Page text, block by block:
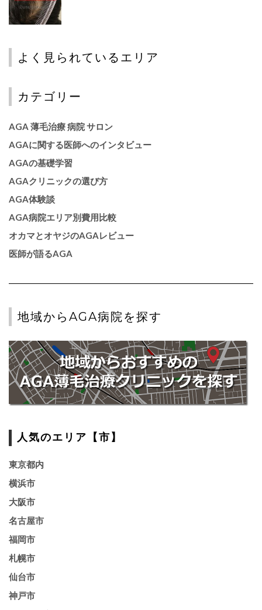
よく見られているエリア
カテゴリー
AGA 薄毛治療 病院 サロン
AGAに関する医師へのインタビュー
AGAの基礎学習
AGAクリニックの選び方
AGA体験談
AGA病院エリア別費用比較
オカマとオヤジのAGAレビュー
医師が語るAGA
地域からAGA病院を探す
人気のエリア【市】
東京都内
横浜市
大阪市
名古屋市
福岡市
札幌市
仙台市
神戸市